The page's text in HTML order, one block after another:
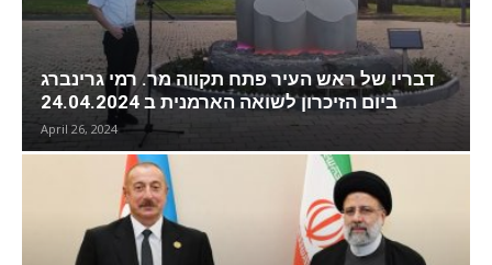
דבריו של ראש העיר פתח תקווה מר. רמי גרינברג
ביום הזיכרון לשואה הארמנית ב 24.04.2024
April 26, 2024